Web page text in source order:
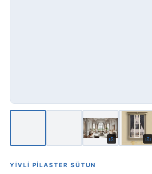
YIVLI PILASTER SÜTUN